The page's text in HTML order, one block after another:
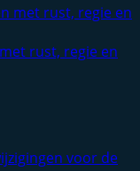
rust, regie en